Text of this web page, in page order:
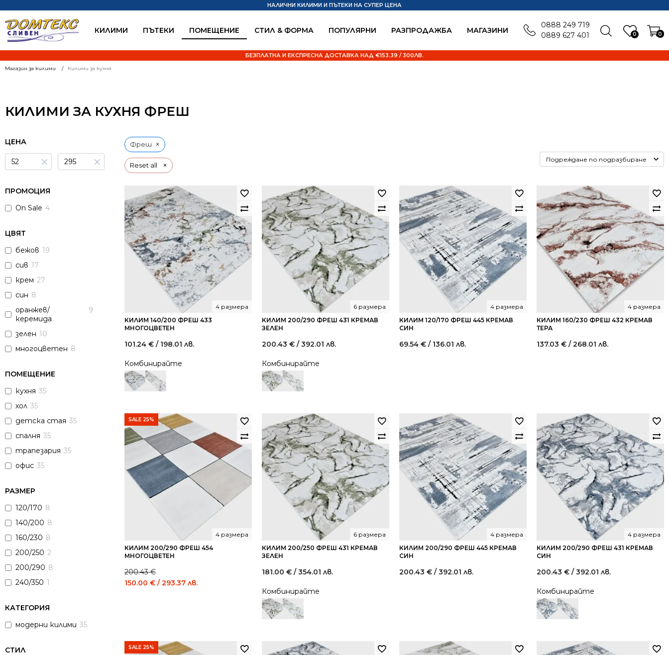
КИЛИМИ ПЪТЕКИ ПОМЕЩЕНИЕ СТИЛ & ФОРМА ПОПУЛЯРНИ РАЗПРОДАЖБА MАГАЗИНИ 0 0
НАЛИЧНИ КИЛИМИ И ПЪТЕКИ НА СУПЕР ЦЕНА
БЕЗПЛАТНА И ЕКСПРЕСНА ДОСТАВКА НАД €153.39 / 300ЛВ.
0888 249 719
0889 627 401
Магазин за килими Килими за кухня
КИЛИМИ ЗА КУХНЯ ФРЕШ
ЦЕНА
× ×
ПРОМОЦИЯ
On Sale 4
ЦВЯТ
бежов 19
сив 17
крем 27
син 8
оранжев/
керемида
9
зелен 10
многоцветен 8
ПОМЕЩЕНИЕ
кухня 35
хол 35
детска стая 35
спалня 35
трапезария 35
офис 35
РАЗМЕР
120/170 8
140/200 8
160/230 8
200/250 2
200/290 8
240/350 1
КАТЕГОРИЯ
модерни килими 35
СТИЛ
Reset all ×
Фреш ×
КИЛИМ 140/200 ФРЕШ 433
МНОГОЦВЕТЕН
4 размера
101.24 € / 198.01 лв.
Комбинирайте
КИЛИМ 200/290 ФРЕШ 431 КРЕМАВ
ЗЕЛЕН
6 размера
200.43 € / 392.01 лв.
Комбинирайте
КИЛИМ 120/170 ФРЕШ 445 КРЕМАВ
СИН
4 размера
69.54 € / 136.01 лв.
КИЛИМ 160/230 ФРЕШ 432 КРЕМАВ
ТЕРА
4 размера
137.03 € / 268.01 лв.
SALE 25%
КИЛИМ 200/290 ФРЕШ 454
МНОГОЦВЕТЕН
4 размера
200.43€
Original
лв..
150.00 € / 293.37 лв.
КИЛИМ 200/250 ФРЕШ 431 КРЕМАВ
ЗЕЛЕН
6 размера
181.00 € / 354.01 лв.
Комбинирайте
КИЛИМ 200/290 ФРЕШ 445 КРЕМАВ
СИН
4 размера
200.43 € / 392.01 лв.
КИЛИМ 200/290 ФРЕШ 431 КРЕМАВ
СИН
4 размера
200.43 € / 392.01 лв.
Комбинирайте
SALE 25%